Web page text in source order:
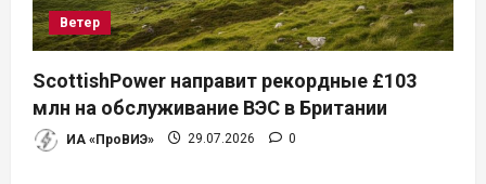
Ветер
ScottishPower направит рекордные £103
млн на обслуживание ВЭС в Британии
ИА «ПроВИЭ» 29.07.2026 0